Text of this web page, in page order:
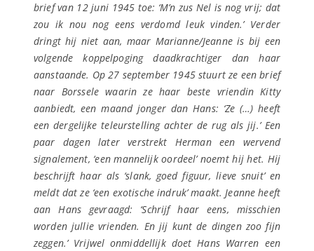
brief van 12 juni 1945 toe: ‘M’n zus Nel is nog vrij; dat
zou ik nou nog eens verdomd leuk vinden.’ Verder
dringt hij niet aan, maar Marianne/Jeanne is bij een
volgende koppelpoging daadkrachtiger dan haar
aanstaande. Op 27 september 1945 stuurt ze een brief
naar Borssele waarin ze haar beste vriendin Kitty
aanbiedt, een maand jonger dan Hans: ‘Ze (…) heeft
een dergelijke teleurstelling achter de rug als jij.’ Een
paar dagen later verstrekt Herman een wervend
signalement, ‘een mannelijk oordeel’ noemt hij het. Hij
beschrijft haar als ‘slank, goed figuur, lieve snuit’ en
meldt dat ze ‘een exotische indruk’ maakt. Jeanne heeft
aan Hans gevraagd: ‘Schrijf haar eens, misschien
worden jullie vrienden. En jij kunt de dingen zoo fijn
zeggen.’ Vrijwel onmiddellijk doet Hans Warren een